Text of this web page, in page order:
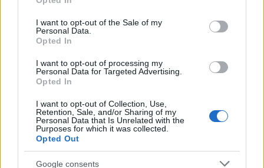
use your data for below specified purposes in below Google
consent section.
I want to opt-out of the Sale of my
Personal Data.
Opted In
I want to opt-out of processing my
Personal Data for Targeted Advertising.
Opted In
I want to opt-out of Collection, Use,
Retention, Sale, and/or Sharing of my
Personal Data that Is Unrelated with the
Purposes for which it was collected.
Opted Out
Google consents
„Csonka évadot zárni nem felemelő
érzés"
mtothorsi•2020. július 15.
Megtartotta évadzáró társulati ülését a Tomcsa
Sándor Színház. A világjárvány próbára tette az